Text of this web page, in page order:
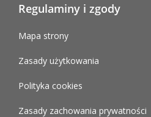
Regulaminy i zgody
Mapa strony
Zasady użytkowania
Polityka cookies
Zasady zachowania prywatności